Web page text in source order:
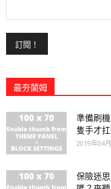
最夯蘭姆
準備刷
隻手才
2019年04
保險迷